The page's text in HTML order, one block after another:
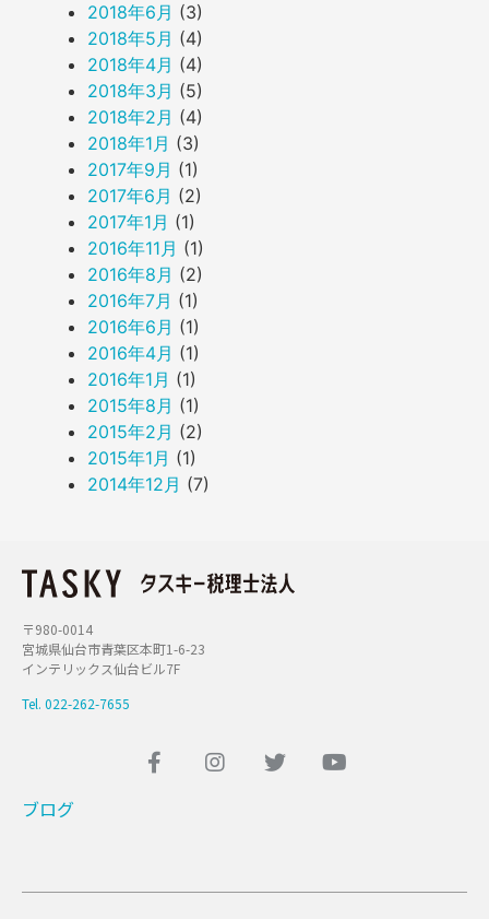
2018年6月 (3)
2018年5月 (4)
2018年4月 (4)
2018年3月 (5)
2018年2月 (4)
2018年1月 (3)
2017年9月 (1)
2017年6月 (2)
2017年1月 (1)
2016年11月 (1)
2016年8月 (2)
2016年7月 (1)
2016年6月 (1)
2016年4月 (1)
2016年1月 (1)
2015年8月 (1)
2015年2月 (2)
2015年1月 (1)
2014年12月 (7)
〒980-0014
宮城県仙台市青葉区本町1-6-23
インテリックス仙台ビル7F
Tel. 022-262-7655
ブログ